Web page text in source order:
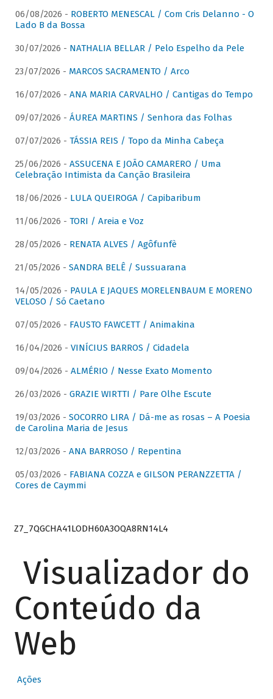
06/08/2026 - ROBERTO MENESCAL / Com Cris Delanno - O
Lado B da Bossa
30/07/2026 - NATHALIA BELLAR / Pelo Espelho da Pele
23/07/2026 - MARCOS SACRAMENTO / Arco
16/07/2026 - ANA MARIA CARVALHO / Cantigas do Tempo
09/07/2026 - ÁUREA MARTINS / Senhora das Folhas
07/07/2026 - TÁSSIA REIS / Topo da Minha Cabeça
25/06/2026 - ASSUCENA E JOÃO CAMARERO / Uma
Celebração Intimista da Canção Brasileira
18/06/2026 - LULA QUEIROGA / Capibaribum
11/06/2026 - TORI / Areia e Voz
28/05/2026 - RENATA ALVES / Agôfunfè
21/05/2026 - SANDRA BELÊ / Sussuarana
14/05/2026 - PAULA E JAQUES MORELENBAUM E MORENO
VELOSO / Só Caetano
07/05/2026 - FAUSTO FAWCETT / Animakina
16/04/2026 - VINÍCIUS BARROS / Cidadela
09/04/2026 - ALMÉRIO / Nesse Exato Momento
26/03/2026 - GRAZIE WIRTTI / Pare Olhe Escute
19/03/2026 - SOCORRO LIRA / Dá-me as rosas – A Poesia
de Carolina Maria de Jesus
12/03/2026 - ANA BARROSO / Repentina
05/03/2026 - FABIANA COZZA e GILSON PERANZZETTA /
Cores de Caymmi
Z7_7QGCHA41LODH60A3OQA8RN14L4
Visualizador do
Conteúdo da
Web
Ações